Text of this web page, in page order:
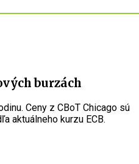
burzách
Ceny z CBoT Chicago sú
aktuálneho kurzu ECB.